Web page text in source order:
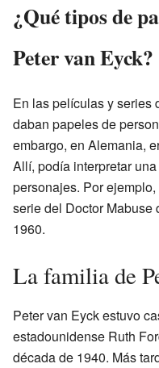
¿Qué tipos de
Peter van Eyck?
En las películas y series
daban papeles de
embargo, en Alemania,
Allí, podía interpretar
personajes. Por
serie del Doctor
1960.
La familia de
Peter van Eyck estuvo
estadounidense Ruth
década de 1940. Más